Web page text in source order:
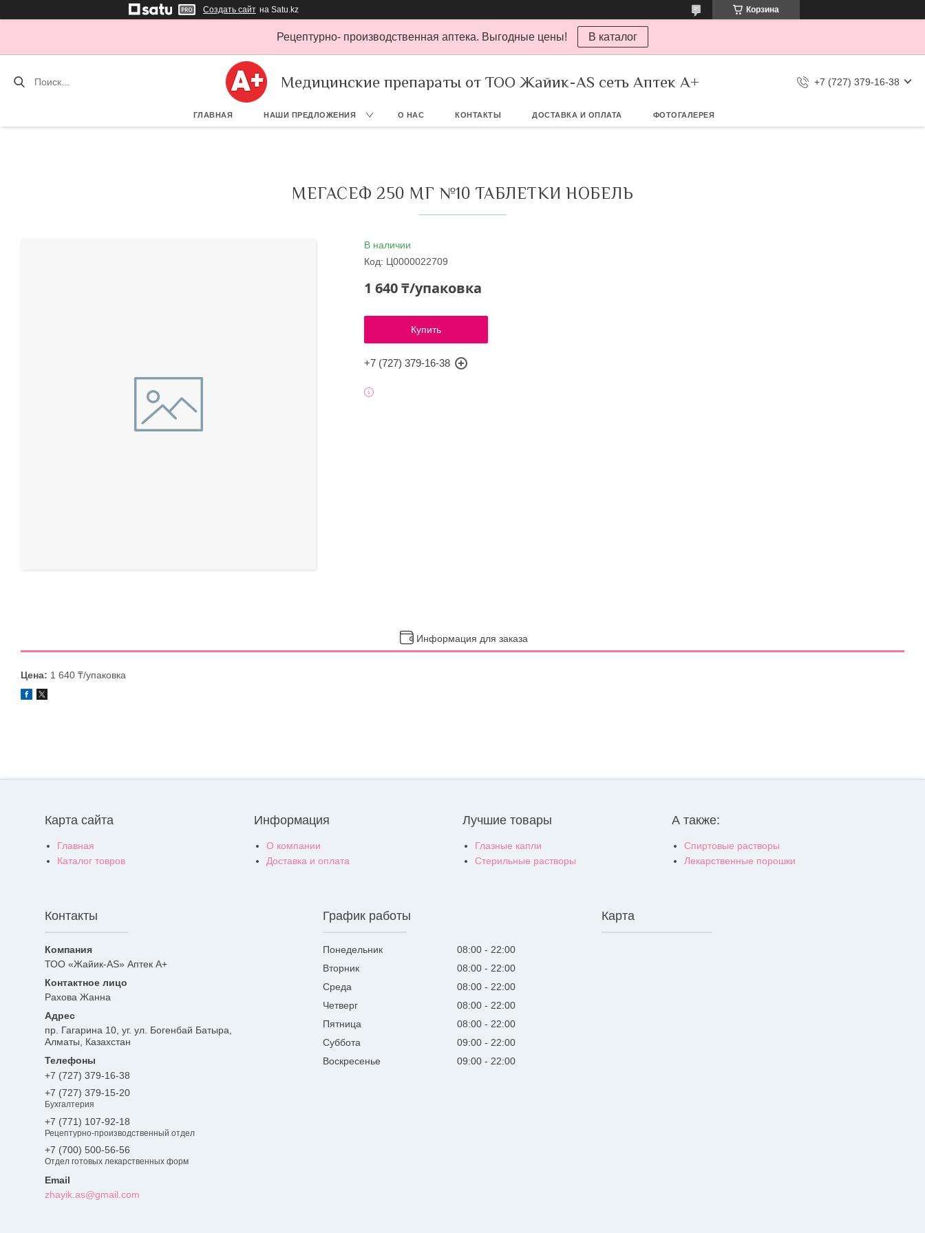
Создать сайт на Satu.kz Корзина
Рецептурно- производственная аптека. Выгодные цены! В каталог
Медицинские препараты от ТОО Жайик-AS сеть Аптек А+ +7 (727) 379-16-38
ГЛАВНАЯ НАШИ ПРЕДЛОЖЕНИЯ О НАС КОНТАКТЫ ДОСТАВКА И ОПЛАТА ФОТОГАЛЕРЕЯ
МЕГАСЕФ 250 МГ №10 ТАБЛЕТКИ НОБЕЛЬ
В наличии
Код: Ц0000022709
1 640 ₸/упаковка
Купить
+7 (727) 379-16-38
Информация для заказа
Цена: 1 640 ₸/упаковка
Карта сайта
Главная
Каталог товров
Информация
О компании
Доставка и оплата
Лучшие товары
Глазные капли
Стерильные растворы
А также:
Спиртовые растворы
Лекарственные порошки
Контакты
ТОО «Жайик-AS» Аптек А+
Рахова Жанна
пр. Гагарина 10, уг. ул. Богенбай Батыра,
Алматы, Казахстан
+7 (727) 379-16-38
+7 (727) 379-15-20
Бухгалтерия
+7 (771) 107-92-18
Рецептурно-производственный отдел
+7 (700) 500-56-56
Отдел готовых лекарственных форм
zhayik.as@gmail.com
График работы
Понедельник 08:00
22:00
Вторник
08:00
22:00
Среда
08:00
22:00
Четверг
08:00
22:00
Пятница
08:00
22:00
Суббота
09:00
22:00
Воскресенье
09:00 22:00
Карта